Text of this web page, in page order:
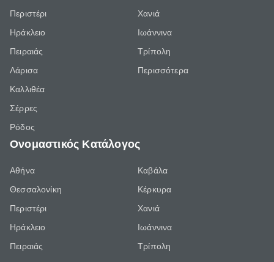
Περιστέρι
Ηράκλειο
Πειραιάς
Λάρισα
Καλλιθέα
Σέρρες
Ρόδος
Χανιά
Ιωάννινα
Τρίπολη
Περισσότερα
Ονομαστικός Κατάλογος
Αθήνα
Θεσσαλονίκη
Περιστέρι
Ηράκλειο
Πειραιάς
Καβάλα
Κέρκυρα
Χανιά
Ιωάννινα
Τρίπολη